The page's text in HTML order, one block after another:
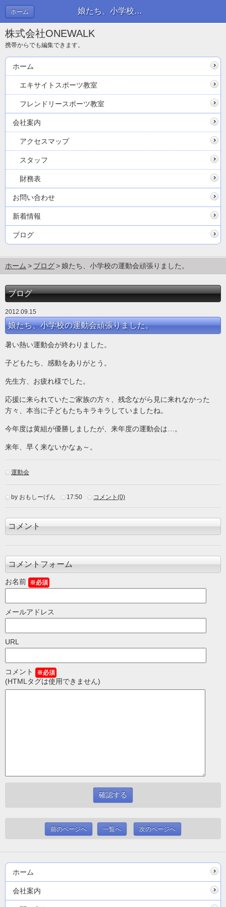
娘たち、小学校の運動会頑張りました。 | ブログ
ホーム
株式会社ONEWALK
携帯からでも編集できます。
ホーム
エキサイトスポーツ教室
フレンドリースポーツ教室
会社案内
アクセスマップ
スタッフ
財務表
お問い合わせ
新着情報
ブログ
ホーム ブログ 娘たち、小学校の運動会頑張りました。
ブログ
2012.09.15
娘たち、小学校の運動会頑張りました。
暑い熱い運動会が終わりました。
子どもたち、感動をありがとう。
先生方、お疲れ様でした。
応援に来られていたご家族の方々、残念ながら見に来れなかった
方々、本当に子どもたちキラキラしていましたね。
今年度は黄組が優勝しましたが、来年度の運動会は…。
来年、早く来ないかなぁ～。
運動会
by おもしーげん 17:50 コメント(0)
コメント
コメントフォーム
お名前 ※必須
メールアドレス
URL
コメント ※必須
(HTMLタグは使用できません)
前のページへ 一覧へ 次のページへ
ホーム
会社案内